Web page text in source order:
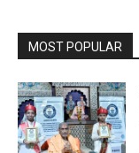
MOST POPULAR